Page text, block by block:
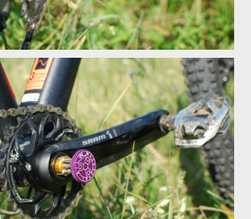
- nenápadné ukryté nářadí
- nenápadné ukryté nářadí